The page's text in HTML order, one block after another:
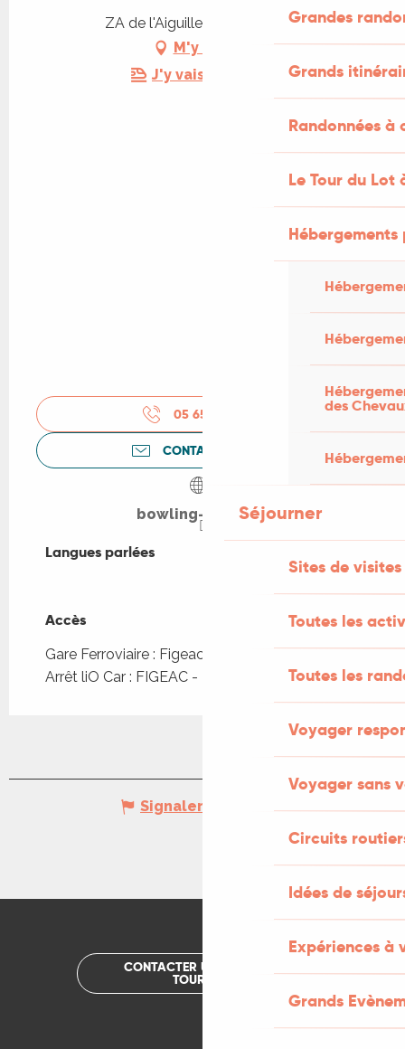
Grandes
Grands
Randonnées
Le Tour du Lot
des
Séjourner
Sites de visites
Toutes les
Toutes les
Voyager
Voyager sans
Circuits
Idées de
Expériences à
Grands
ZA de l'Aiguille, 46100 Figeac
M'y rendre
J'y vais en train !
05 65 11 86
CONTACTEZ-NOUS
bowling-du-lot.fr
Langues parlées
Langues parlées
Accès
Accès
Gare Ferroviaire : Figeac à 2km
Arrêt liO Car : FIGEAC - Z.I de l'Aiguille à 1km
Signaler une erreur
CONTACTER UN OFFICE DE
TOURISME